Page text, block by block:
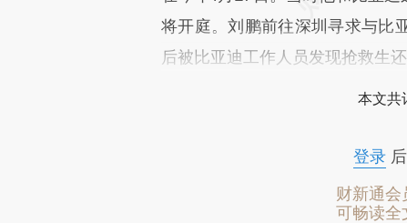
将开庭。刘鹏前往深圳寻求与比
后被比亚迪工作人员发现抢救生还
本文共
登录后
财新通会
可畅读全